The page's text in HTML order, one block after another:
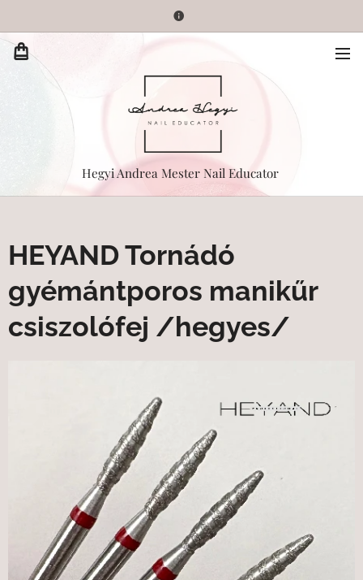
Hegyi Andrea Mester Nail Educator
HEYAND Tornádó
gyémántporos manikűr
csiszolófej /hegyes/